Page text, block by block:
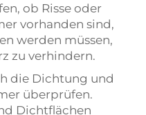
ob Risse oder
vorhanden sind,
werden müssen,
zu verhindern.
die Dichtung und
überprüfen.
Dichtflächen